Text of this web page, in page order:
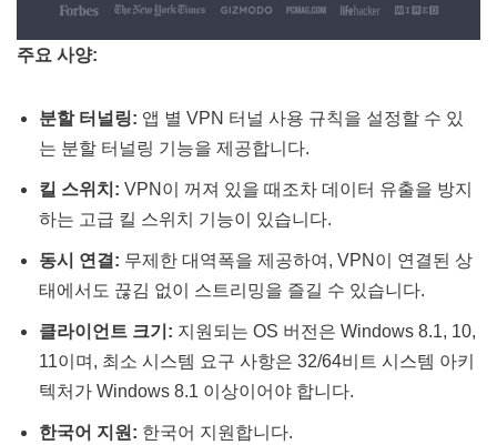
주요 사양:
분할 터널링: 앱 별 VPN 터널 사용 규칙을 설정할 수 있
는 분할 터널링 기능을 제공합니다​​.
킬 스위치: VPN이 꺼져 있을 때조차 데이터 유출을 방지
하는 고급 킬 스위치 기능이 있습니다​​.
동시 연결: 무제한 대역폭을 제공하여, VPN이 연결된 상
태에서도 끊김 없이 스트리밍을 즐길 수 있습니다​​.
클라이언트 크기: 지원되는 OS 버전은 Windows 8.1, 10,
11이며, 최소 시스템 요구 사항은 32/64비트 시스템 아키
텍처가 Windows 8.1 이상이어야 합니다​​.
한국어 지원: 한국어 지원합니다.